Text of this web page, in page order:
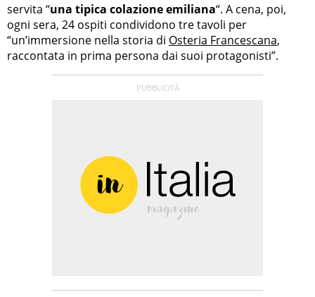
servita “una tipica colazione emiliana“. A cena, poi,
ogni sera, 24 ospiti condividono tre tavoli per
“un’immersione nella storia di Osteria Francescana,
raccontata in prima persona dai suoi protagonisti”.